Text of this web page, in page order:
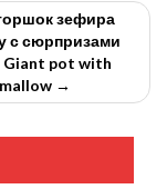
зефира
с сюрпризами
Giant pot with
→